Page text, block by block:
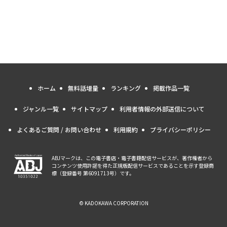
ホーム 無料話増量 ランキング 掲載作品一覧
ジャンル一覧 サイトマップ 利用者情報の外部送信について
よくあるご質問 / お問い合わせ 利用規約 プライバシーポリシー
ABJマークは、この電子書店・電子書籍配信サービスが、著作権者から
コンテンツ使用許諾を得た正規版配信サービスであることを示す登録商
標（登録番号 第6091713号）です。
© KADOKAWA CORPORATION